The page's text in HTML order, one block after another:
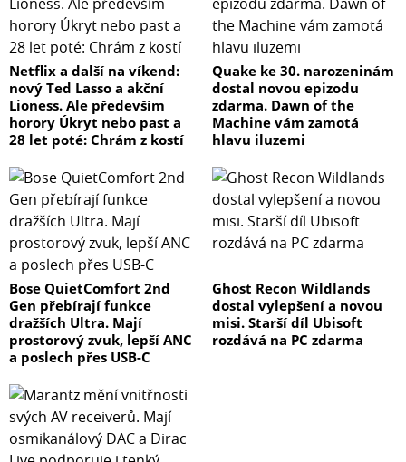
Netflix a další na víkend:
nový Ted Lasso a akční
Lioness. Ale především
horory Úkryt nebo past a
28 let poté: Chrám z kostí
Quake ke 30. narozeninám
dostal novou epizodu
zdarma. Dawn of the
Machine vám zamotá
hlavu iluzemi
Bose QuietComfort 2nd
Gen přebírají funkce
dražších Ultra. Mají
prostorový zvuk, lepší ANC
a poslech přes USB-C
Ghost Recon Wildlands
dostal vylepšení a novou
misi. Starší díl Ubisoft
rozdává na PC zdarma